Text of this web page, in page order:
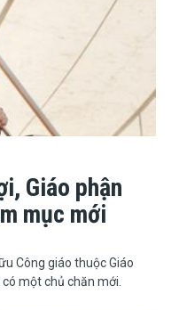
Giáo phận
mục mới
Công giáo thuộc Giáo
một chủ chăn mới.